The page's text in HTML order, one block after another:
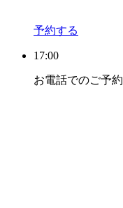
予約する
17:00
お電話でのご予約